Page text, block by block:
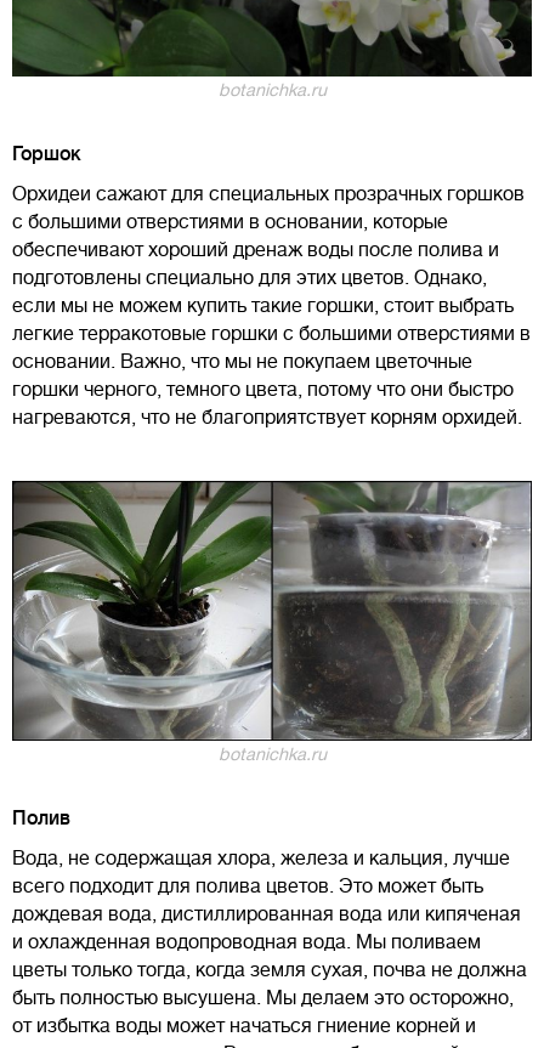
botanichka.ru
Горшок
Орхидеи сажают для специальных прозрачных горшков
с большими отверстиями в основании, которые
обеспечивают хороший дренаж воды после полива и
подготовлены специально для этих цветов. Однако,
если мы не можем купить такие горшки, стоит выбрать
легкие терракотовые горшки с большими отверстиями в
основании. Важно, что мы не покупаем цветочные
горшки черного, темного цвета, потому что они быстро
нагреваются, что не благоприятствует корням орхидей.
botanichka.ru
Полив
Вода, не содержащая хлора, железа и кальция, лучше
всего подходит для полива цветов. Это может быть
дождевая вода, дистиллированная вода или кипяченая
и охлажденная водопроводная вода. Мы поливаем
цветы только тогда, когда земля сухая, почва не должна
быть полностью высушена. Мы делаем это осторожно,
от избытка воды может начаться гниение корней и